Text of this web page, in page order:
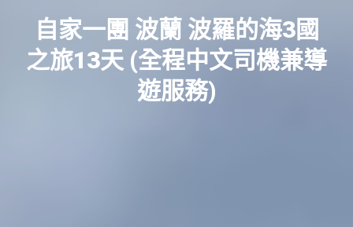
自家一團 波蘭 波羅的海3國
之旅13天 (全程中文司機兼導
遊服務)